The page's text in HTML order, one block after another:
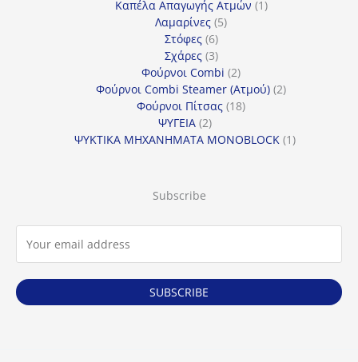
προϊόντα
Καπέλα Απαγωγής Ατμών 11
Λαμαρίνες 55
Στόφες 66
προϊόντα
Σχάρες 33
προϊόντα
Φούρνοι Combi 22
προϊόντα
Φούρνοι Combi Steamer (Ατμού) 22
Φούρνοι Πίτσας 1818
ΨΥΓΕΙΑ 22
προϊόντα
ΨΥΚΤΙΚΑ ΜΗΧΑΝΗΜΑΤΑ MONOBLOCK 11
Subscribe
SUBSCRIBE